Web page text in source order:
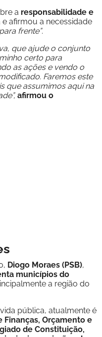
a responsabilidade e
afirmou a necessidade
frente”.
que ajude o conjunto
certo para
as ações e vendo o
Faremos este
que assumimos aqui na
afirmou o
Diogo Moraes (PSB),
municípios do
a região do
pública, atualmente é
Finanças, Orçamento e
de Constituição,